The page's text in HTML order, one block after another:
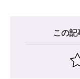
この